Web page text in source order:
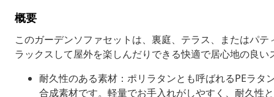
概要
このガーデンソファセットは、裏庭、テラス、またはパ
ラックスして屋外を楽しんだりできる快適で居心地の良
耐久性のある素材：ポリラタンとも呼ばれるPEラ
合成素材です。軽量でお手入れがしやすく、耐久性